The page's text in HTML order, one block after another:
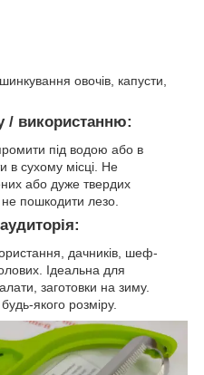
овочів, капусти,
/ використанню:
під водою або в
в сухому місці. Не
або дуже твердих
пошкодити лезо.
дачників, шеф-
Ідеальна для
заготовки на зиму.
якого розміру.